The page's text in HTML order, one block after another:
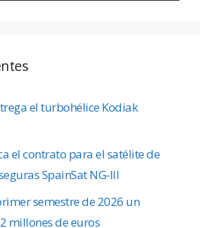
el turbohélice Kodiak
el contrato para el satélite de
SpainSat NG-III
semestre de 2026 un
millones de euros